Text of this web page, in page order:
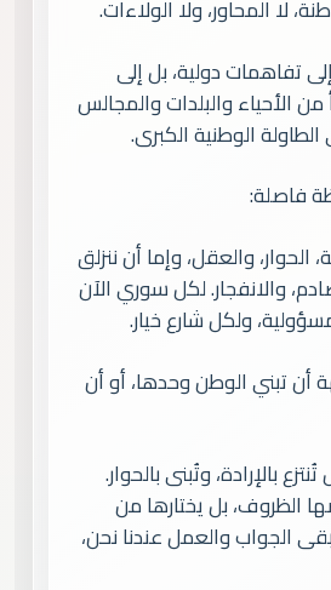
لا المحاور، ولا الولاءات.
تفاهمات دولية، بل إلى
الأحياء والبلدات والمجالس
الوطنية الكبرى.
فاصلة:
الحوار، والعقل، وإما أن ننزلق
والانفجار. لكل سوري الآن
ولكل شارع خيار.
أن تبني الوطن وحدها، أو أن
بالإرادة، وتُبنى بالحوار.
الظروف، بل يختارها من
الجواب والعمل عندنا نحن،